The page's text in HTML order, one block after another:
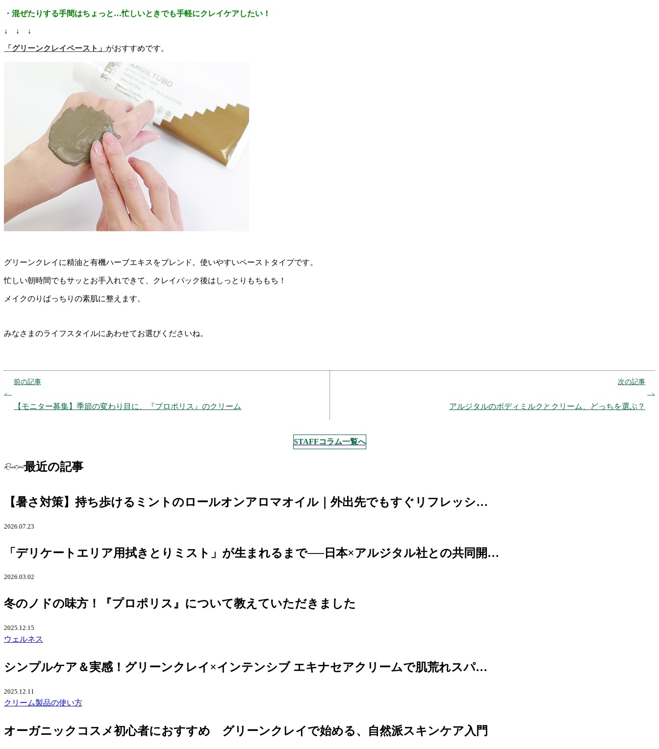
・混ぜたりする手間はちょっと…忙しいときでも手軽にクレイケアしたい！
↓ ↓ ↓
「グリーンクレイペースト」 がおすすめです。
グリーンクレイに精油と有機ハーブエキスをブレンド。使いやすいペーストタイプです。
忙しい朝時間でもサッとお手入れできて、クレイパック後はしっとりもちもち！
メイクのりばっちりの素肌に整えます。
みなさまのライフスタイルにあわせてお選びくださいね。
前の記事
【モニター募集】季節の変わり目に、『プロポリス』のクリーム
次の記事
アルジタルのボディミルクとクリーム、どっちを選ぶ？
STAFFコラム一覧へ
Recent post最近の記事
【暑さ対策】持ち歩けるミントのロールオンアロマオイル｜外出先でもすぐリフレッシ…
2026.07.23
「デリケートエリア用拭きとりミスト」が生まれるまで──日本×アルジタル社との共同開…
2026.03.02
冬のノドの味方！『プロポリス』について教えていただきました
2025.12.15
ウェルネス
シンプルケア＆実感！グリーンクレイ×インテンシブ エキナセアクリームで肌荒れスパ…
2025.12.11
クリーム製品の使い方
オーガニックコスメ初心者におすすめ グリーンクレイで始める、自然派スキンケア入門